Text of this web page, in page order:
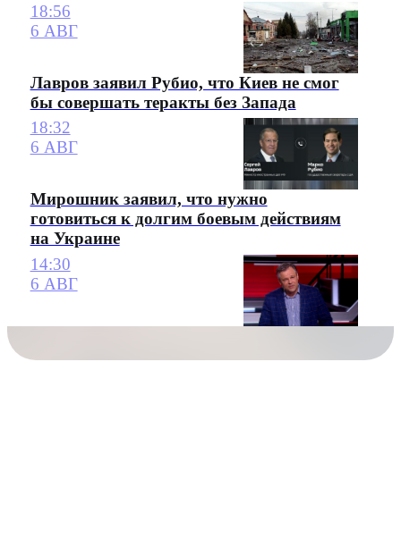
18:56
6 АВГ
Лавров заявил Рубио, что Киев не смог
бы совершать теракты без Запада
18:32
6 АВГ
Мирошник заявил, что нужно
готовиться к долгим боевым действиям
на Украине
14:30
6 АВГ